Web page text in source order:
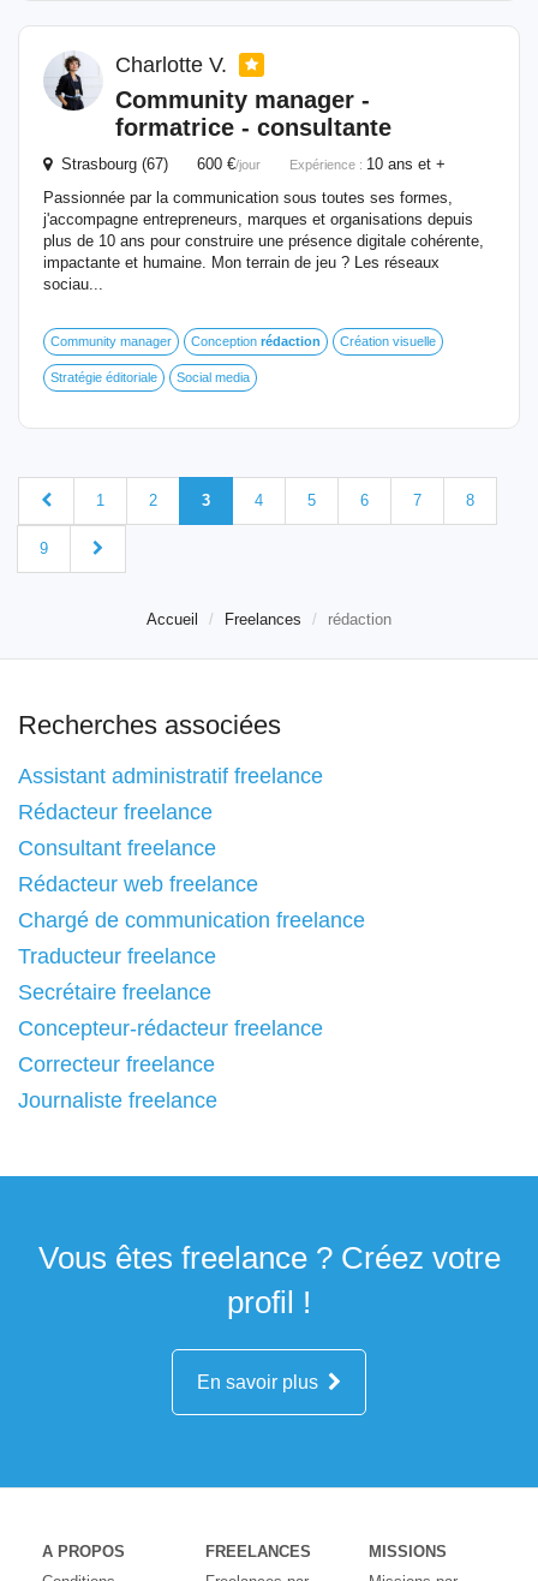
Charlotte V.
Community manager -
formatrice - consultante
Strasbourg (67) 600 €/jour Expérience : 10 ans et +
Passionnée par la communication sous toutes ses formes,
j'accompagne entrepreneurs, marques et organisations depuis
plus de 10 ans pour construire une présence digitale cohérente,
impactante et humaine. Mon terrain de jeu ? Les réseaux
sociau...
Community manager Conception rédaction Création visuelle
Stratégie éditoriale Social media
1 2 3 4 5 6 7 8
9
Accueil Freelances rédaction
Recherches associées
Assistant administratif freelance
Rédacteur freelance
Consultant freelance
Rédacteur web freelance
Chargé de communication freelance
Traducteur freelance
Secrétaire freelance
Concepteur-rédacteur freelance
Correcteur freelance
Journaliste freelance
Vous êtes freelance ? Créez votre
profil !
En savoir plus
A PROPOS
FREELANCES
MISSIONS